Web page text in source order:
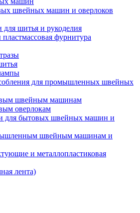
швейных машин и оверлоков
шитья и рукоделия
фурнитура
для промышленных швейных
швейным машинам
оверлокам
для бытовых швейных машин и
швейным машинам и
и металлопластиковая
лента)